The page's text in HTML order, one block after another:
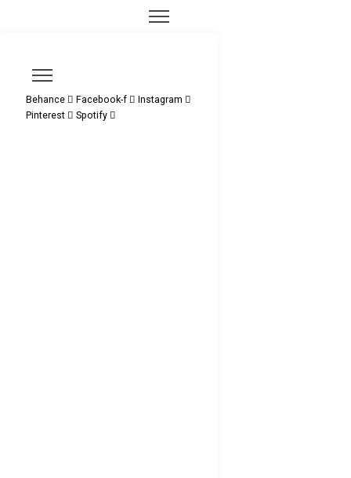
Behance Facebook-f
Instagram
Pinterest
Spotify